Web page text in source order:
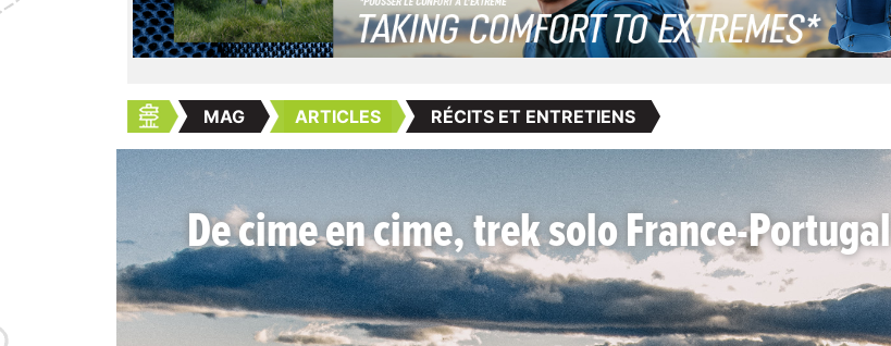
MAG ARTICLES RÉCITS ET ENTRETIENS
De cime en cime, trek solo France-Portugal